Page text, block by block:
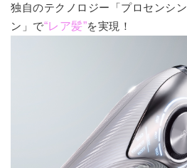
独自のテクノロジー「プロセンシ
ン」で“レア髪”を実現！